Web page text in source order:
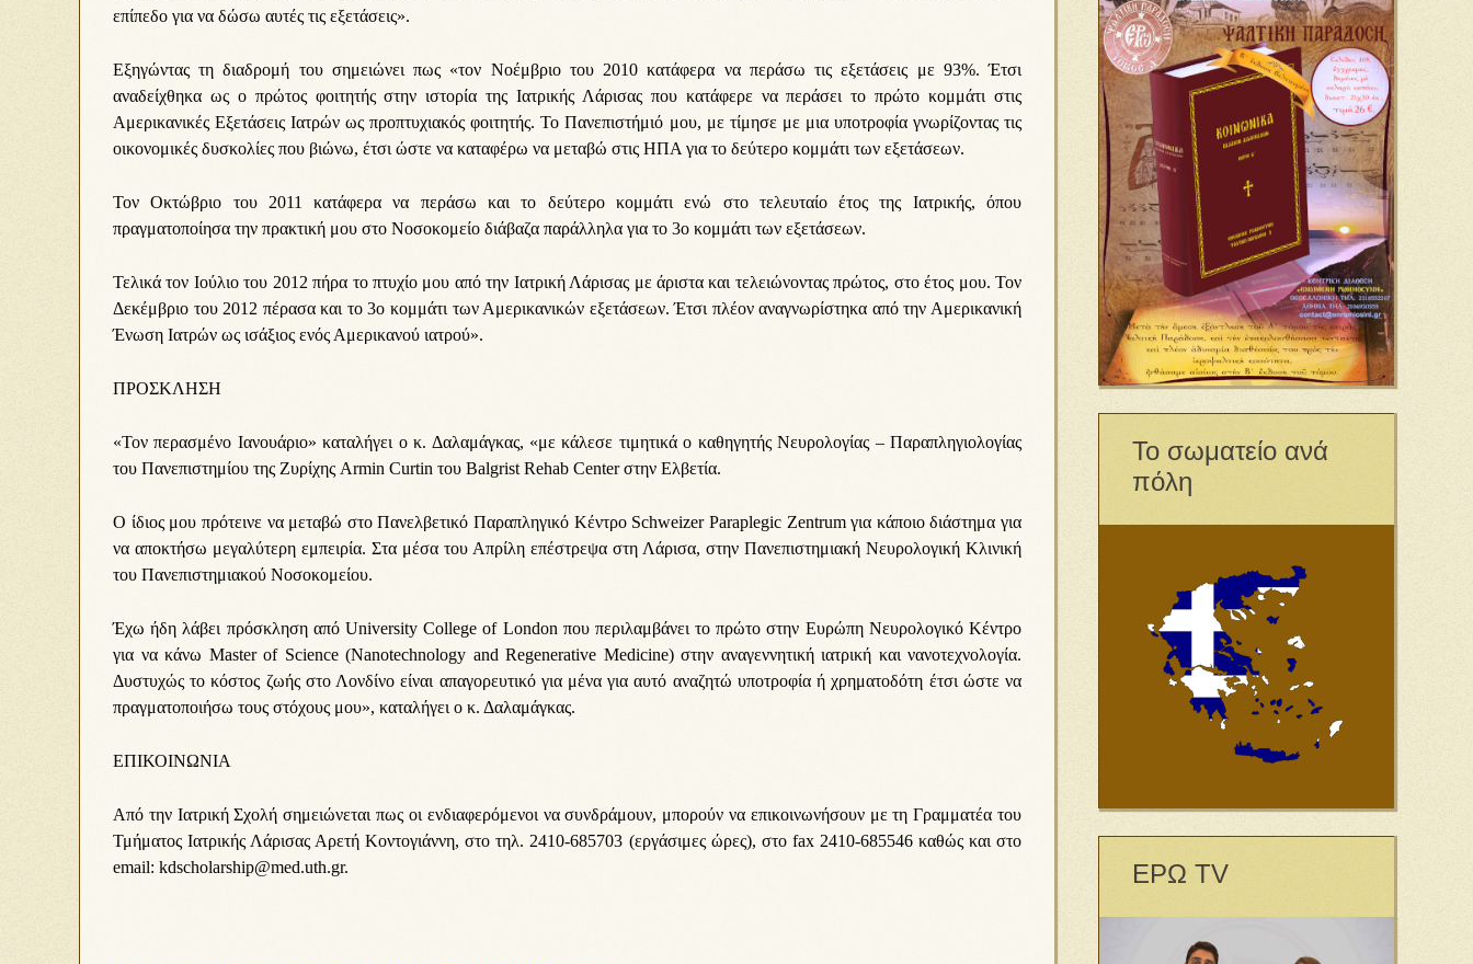
επίπεδο για να δώσω αυτές τις εξετάσεις».
Εξηγώντας τη διαδρομή του σημειώνει πως «τον Νοέμβριο του 2010 κατάφερα να περάσω τις εξετάσεις με 93%. Έτσι
αναδείχθηκα ως ο πρώτος φοιτητής στην ιστορία της Ιατρικής Λάρισας που κατάφερε να περάσει το πρώτο κομμάτι στις
Αμερικανικές Εξετάσεις Ιατρών ως προπτυχιακός φοιτητής. Το Πανεπιστήμιό μου, με τίμησε με μια υποτροφία γνωρίζοντας τις
οικονομικές δυσκολίες που βιώνω, έτσι ώστε να καταφέρω να μεταβώ στις ΗΠΑ για το δεύτερο κομμάτι των εξετάσεων.
Τον Οκτώβριο του 2011 κατάφερα να περάσω και το δεύτερο κομμάτι ενώ στο τελευταίο έτος της Ιατρικής, όπου
πραγματοποίησα την πρακτική μου στο Νοσοκομείο διάβαζα παράλληλα για το 3ο κομμάτι των εξετάσεων.
Τελικά τον Ιούλιο του 2012 πήρα το πτυχίο μου από την Ιατρική Λάρισας με άριστα και τελειώνοντας πρώτος, στο έτος μου. Τον
Δεκέμβριο του 2012 πέρασα και το 3ο κομμάτι των Αμερικανικών εξετάσεων. Έτσι πλέον αναγνωρίστηκα από την Αμερικανική
Ένωση Ιατρών ως ισάξιος ενός Αμερικανού ιατρού».
ΠΡΟΣΚΛΗΣΗ
«Τον περασμένο Ιανουάριο» καταλήγει ο κ. Δαλαμάγκας, «με κάλεσε τιμητικά ο καθηγητής Νευρολογίας – Παραπληγιολογίας
του Πανεπιστημίου της Ζυρίχης Armin Curtin του Balgrist Rehab Center στην Ελβετία.
Ο ίδιος μου πρότεινε να μεταβώ στο Πανελβετικό Παραπληγικό Κέντρο Schweizer Paraplegic Zentrum για κάποιο διάστημα για
να αποκτήσω μεγαλύτερη εμπειρία. Στα μέσα του Απρίλη επέστρεψα στη Λάρισα, στην Πανεπιστημιακή Νευρολογική Κλινική
του Πανεπιστημιακού Νοσοκομείου.
Έχω ήδη λάβει πρόσκληση από University College of London που περιλαμβάνει το πρώτο στην Ευρώπη Νευρολογικό Κέντρο
για να κάνω Μaster of Science (Nanotechnology and Regenerative Medicine) στην αναγεννητική ιατρική και νανοτεχνολογία.
Δυστυχώς το κόστος ζωής στο Λονδίνο είναι απαγορευτικό για μένα για αυτό αναζητώ υποτροφία ή χρηματοδότη έτσι ώστε να
πραγματοποιήσω τους στόχους μου», καταλήγει ο κ. Δαλαμάγκας.
ΕΠΙΚΟΙΝΩΝΙΑ
Από την Ιατρική Σχολή σημειώνεται πως οι ενδιαφερόμενοι να συνδράμουν, μπορούν να επικοινωνήσουν με τη Γραμματέα του
Τμήματος Ιατρικής Λάρισας Αρετή Κοντογιάννη, στο τηλ. 2410-685703 (εργάσιμες ώρες), στο fax 2410-685546 καθώς και στο
email: kdscholarship@med.uth.gr.
Το σωματείο ανά
πόλη
ΕΡΩ TV